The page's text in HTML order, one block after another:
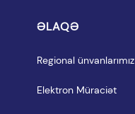
ƏLAQƏ
Regional ünvanlarımız
Elektron Müraciət